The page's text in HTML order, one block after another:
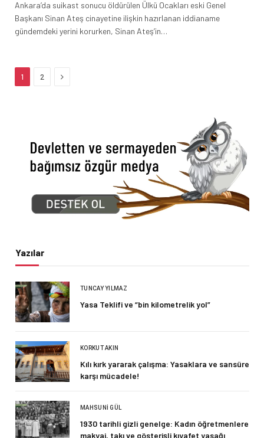
Ankara’da suikast sonucu öldürülen Ülkü Ocakları eski Genel
Başkanı Sinan Ateş cinayetine ilişkin hazırlanan iddianame
gündemdeki yerini korurken, Sinan Ateş’in…
1 2 Next
Yazılar
TUNCAY YILMAZ
Yasa Teklifi ve “bin kilometrelik yol”
KORKUT AKIN
Kılı kırk yararak çalışma: Yasaklara ve sansüre
karşı mücadele!
MAHSUNI GÜL
1930 tarihli gizli genelge: Kadın öğretmenlere
makyaj, takı ve gösterişli kıyafet yasağı